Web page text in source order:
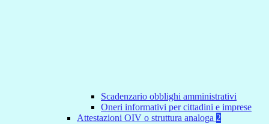
Scadenzario obblighi amministrativi
Oneri informativi per cittadini e imprese
Attestazioni OIV o struttura analoga 2